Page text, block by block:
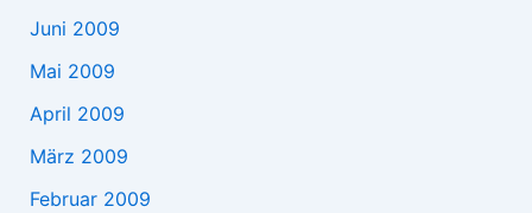
Juni 2009
Mai 2009
April 2009
März 2009
Februar 2009